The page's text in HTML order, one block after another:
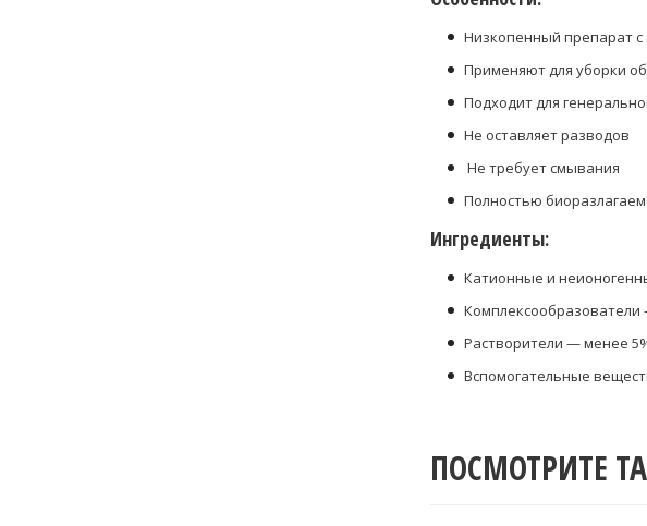
Низкопенный препарат
Применяют для уборки
Подходит для
Не оставляет разводов
Не требует смывания
Полностью
Ингредиенты:
Катионные и
Комплексообразователи
Растворители — менее
Вспомогательные
ПОСМОТРИТЕ